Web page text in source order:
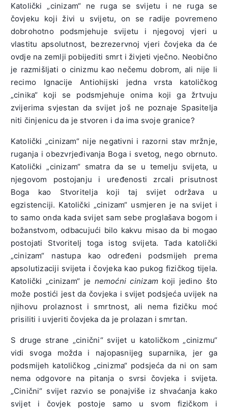
Katolički „cinizam“ ne ruga se svijetu i ne ruga se
čovjeku koji živi u svijetu, on se radije povremeno
dobrohotno podsmjehuje svijetu i njegovoj vjeri u
vlastitu apsolutnost, bezrezervnoj vjeri čovjeka da će
ovdje na zemlji pobijediti smrt i živjeti vječno. Neobično
je razmišljati o cinizmu kao nečemu dobrom, ali nije li
recimo Ignacije Antiohijski jedna vrsta katoličkog
„cinika“ koji se podsmjehuje onima koji ga žrtvuju
zvijerima svjestan da svijet još ne poznaje Spasitelja
niti činjenicu da je stvoren i da ima svoje granice?
Katolički „cinizam“ nije negativni i razorni stav mržnje,
ruganja i obezvrjeđivanja Boga i svetog, nego obrnuto.
Katolički „cinizam“ smatra da se u temelju svijeta, u
njegovom postojanju i uređenosti zrcali prisutnost
Boga kao Stvoritelja koji taj svijet održava u
egzistenciji. Katolički „cinizam“ usmjeren je na svijet i
to samo onda kada svijet sam sebe proglašava bogom i
božanstvom, odbacujući bilo kakvu misao da bi mogao
postojati Stvoritelj toga istog svijeta. Tada katolički
„cinizam“ nastupa kao određeni podsmijeh prema
apsolutizaciji svijeta i čovjeka kao pukog fizičkog tijela.
Katolički „cinizam“ je nemoćni cinizamkoji jedino što
može postići jest da čovjeka i svijet podsjeća uvijek na
njihovu prolaznost i smrtnost, ali nema fizičku moć
prisiliti i uvjeriti čovjeka da je prolazan i smrtan.
S druge strane „cinični“ svijet u katoličkom „cinizmu“
vidi svoga možda i najopasnijeg suparnika, jer ga
podsmijeh katoličkog „cinizma“ podsjeća da ni on sam
nema odgovore na pitanja o svrsi čovjeka i svijeta.
„Cinični“ svijet razvio se ponajviše iz shvaćanja kako
svijet i čovjek postoje samo u svom fizičkom i